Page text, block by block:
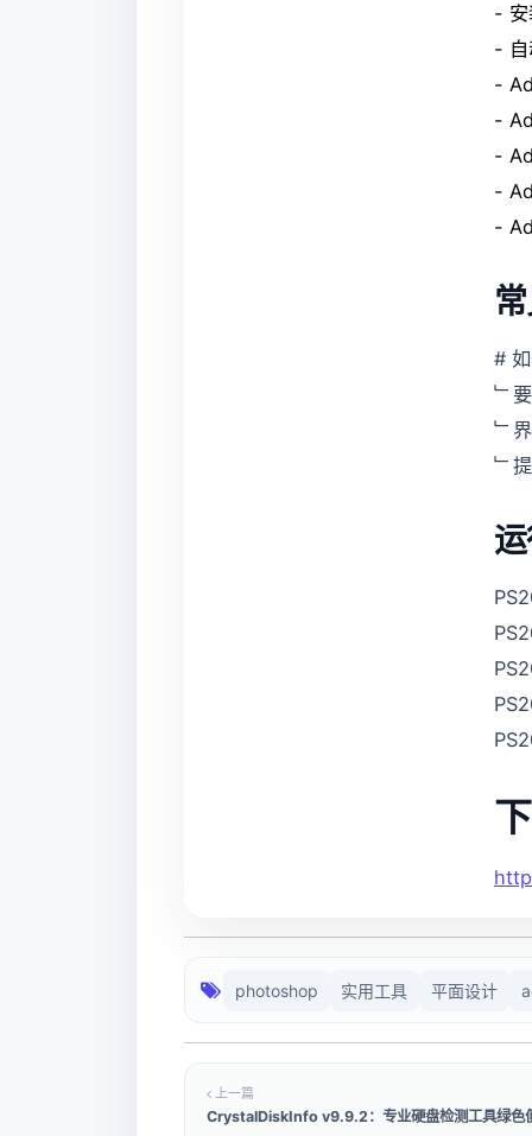
- 安
- 自
-
-
-
-
-
#
﹂
﹂
﹂
photoshop 实用工具 平面设计
上一篇
CrystalDiskInfo v9.9.2：专业硬盘检测工具绿色